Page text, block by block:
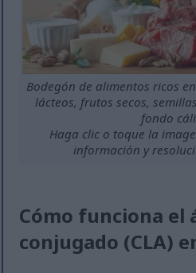
Bodegón de alimentos ricos
lácteos, frutos secos,
fondo
Haga clic o toque la
información y
Cómo funciona el
conjugado (CLA)